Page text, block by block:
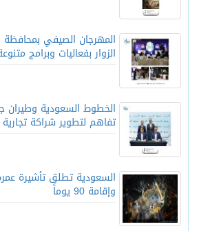
المهرجان الصيفي
الزوار بفعاليات وبرامج
الخطوط السعودية وطيران
تفاهم لتطوير شراكة تجارية
السعودية تطلق تأشيرة
وإقامة 90 يوماً